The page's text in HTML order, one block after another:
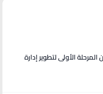
ومعدة ضمن المرحلة الأولى لتطوير إدارة